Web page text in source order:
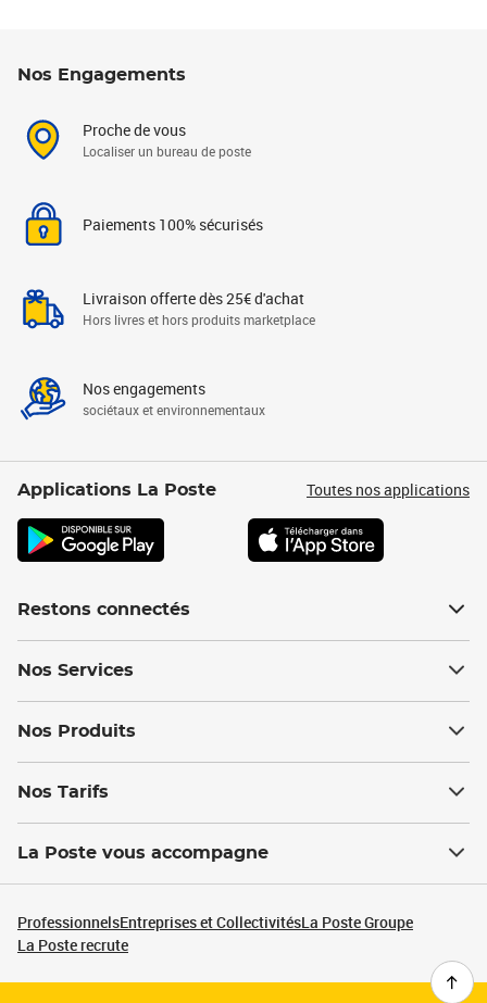
Nos Engagements
Proche de vous
Localiser un bureau de poste
Paiements 100% sécurisés
Livraison offerte dès 25€ d'achat
Hors livres et hors produits marketplace
Nos engagements
sociétaux et environnementaux
Applications La Poste Toutes nos applications
Restons connectés
Nos Services
Nos Produits
Nos Tarifs
La Poste vous accompagne
ProfessionnelsEntreprises et CollectivitésLa Poste Groupe
La Poste recrute